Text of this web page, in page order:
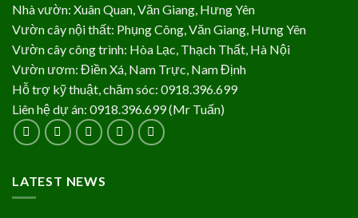
Nhà vườn: Xuân Quan, Văn Giang, Hưng Yên
Vườn cây nội thất: Phụng Công, Văn Giang, Hưng Yên
Vườn cây công trình: Hòa Lạc, Thạch Thất, Hà Nội
Vườn ươm: Điền Xá, Nam Trực, Nam Định
Hỗ trợ kỹ thuật, chăm sóc: 0918.396.699
Liên hệ dự án: 0918.396.699 (Mr Tuấn)
LATEST NEWS